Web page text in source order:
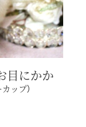
目にかか
ップ）